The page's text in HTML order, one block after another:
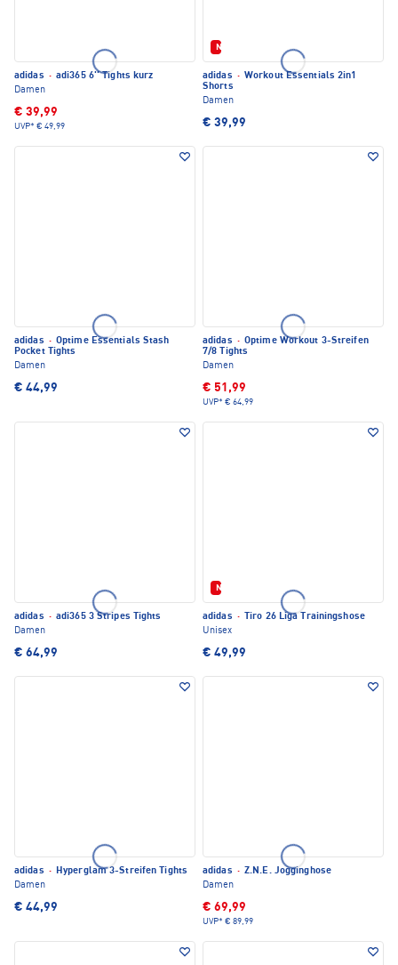
adidas · adi365 6'' Tights kurz
Damen
€ 39,99
UVP* € 49,99
Neu
adidas · Workout Essentials 2in1
Shorts
Damen
€ 39,99
adidas · Optime Essentials Stash
Pocket Tights
Damen
€ 44,99
adidas · Optime Workout 3-Streifen
7/8 Tights
Damen
€ 51,99
UVP* € 64,99
adidas · adi365 3 Stripes Tights
Damen
€ 64,99
Neu
adidas ·
Tiro 26 Liga Trainingshose
Unisex
€ 49,99
adidas · Hyperglam 3-Streifen Tights
Damen
€ 44,99
adidas · Z.N.E. Jogginghose
Damen
€ 69,99
UVP* € 89,99